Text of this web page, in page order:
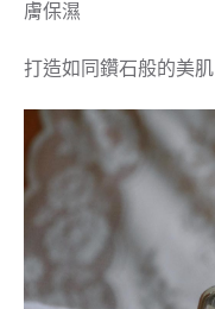
膚保濕
打造如同鑽石般的美肌